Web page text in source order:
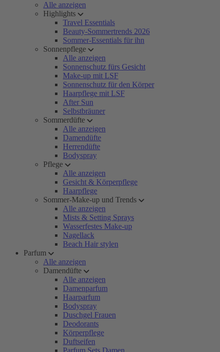
Alle anzeigen
Highlights
Travel Essentials
Beauty-Sommertrends 2026
Sommer-Essentials für ihn
Sonnenpflege
Alle anzeigen
Sonnenschutz fürs Gesicht
Make-up mit LSF
Sonnenschutz für den Körper
Haarpflege mit LSF
After Sun
Selbstbräuner
Sommerdüfte
Alle anzeigen
Damendüfte
Herrendüfte
Bodyspray
Pflege
Alle anzeigen
Gesicht & Körperpflege
Haarpflege
Sommer-Make-up und Trends
Alle anzeigen
Mists & Setting Sprays
Wasserfestes Make-up
Nagellack
Beach Hair stylen
Parfum
Alle anzeigen
Damendüfte
Alle anzeigen
Damenparfum
Haarparfum
Bodyspray
Duschgel Frauen
Deodorants
Körperpflege
Duftseifen
Parfum Sets Damen